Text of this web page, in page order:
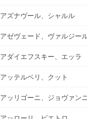
アズナヴール、シャルル
アゼヴェード、ヴァルジー
アダイエフスキー、エッラ
アッテルベリ、クット
アッリゴーニ、ジョヴァンニ